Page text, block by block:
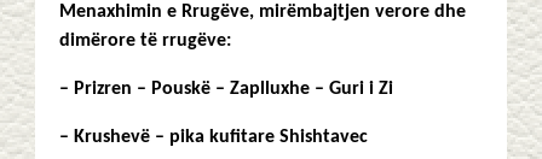
Menaxhimin e Rrugëve, mirëmbajtjen verore dhe
dimërore të rrugëve:
– Prizren – Pouskë – Zaplluxhe – Guri i Zi
– Krushevë – pika kufitare Shishtavec